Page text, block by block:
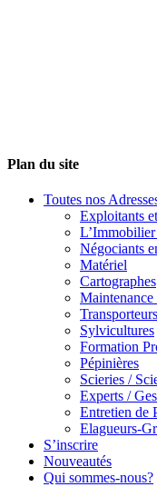
Plan du site
Toutes nos
Exploitants
Négociants
Matériel
Cartographes
Transporteurs
Sylvicultures
Formation
Pépinières
Scieries /
Experts /
Entretien de
Elagueurs-
S’inscrire
Nouveautés
Qui sommes-nous?